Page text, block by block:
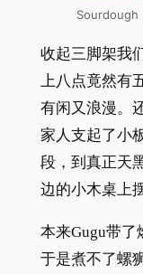
Sourdough
收起三脚架我
上八点竟然有
有闲又浪漫。
家人支起了小
段，到真正天
边的小木桌上
本来Gugu带了
于是煮不了螺